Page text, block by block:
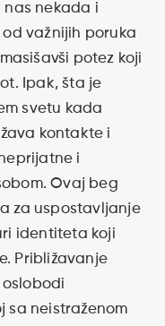
nas nekada i
važnijih poruka
potez koji
Ipak, šta je
svetu kada
kontakte i
i
Ovaj beg
za uspostavljanje
identiteta koji
Približavanje
sa neistraženom